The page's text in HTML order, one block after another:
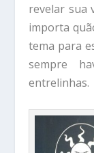
revelar sua
importa
tema para
sempre
entrelinhas.